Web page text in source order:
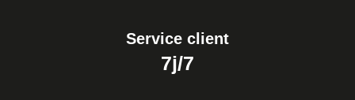
Service client
7j/7